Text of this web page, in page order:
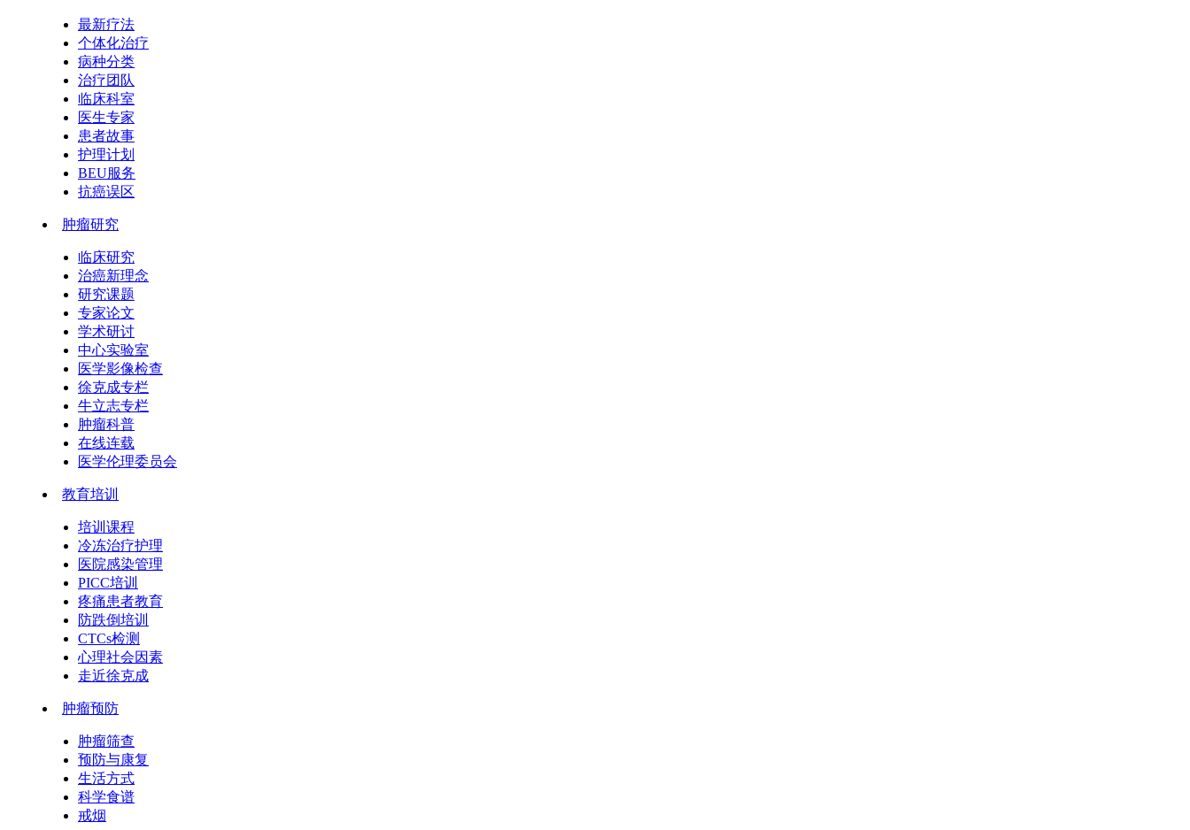
最新疗法
个体化治疗
病种分类
治疗团队
临床科室
医生专家
患者故事
护理计划
BEU服务
抗癌误区
肿瘤研究
临床研究
治癌新理念
研究课题
专家论文
学术研讨
中心实验室
医学影像检查
徐克成专栏
牛立志专栏
肿瘤科普
在线连载
医学伦理委员会
教育培训
培训课程
冷冻治疗护理
医院感染管理
PICC培训
疼痛患者教育
防跌倒培训
CTCs检测
心理社会因素
走近徐克成
肿瘤预防
肿瘤筛查
预防与康复
生活方式
科学食谱
戒烟